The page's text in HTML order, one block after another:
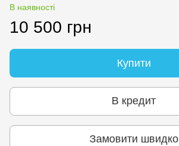
В наявності
10 500 грн
Купити
В кредит
Замовити швидко